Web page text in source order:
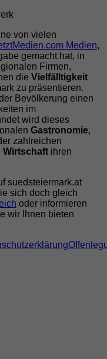
von vielen
Medien,
gemacht hat, in
Firmen,
die Vielfälltigkeit
zu präsentieren.
Bevölkerung einen
im
wird dieses
Gastronomie,
zahlreichen
Wirtschaft ihren
suedsteiermark.at
sich doch gleich
oder informieren
wir Ihnen bieten